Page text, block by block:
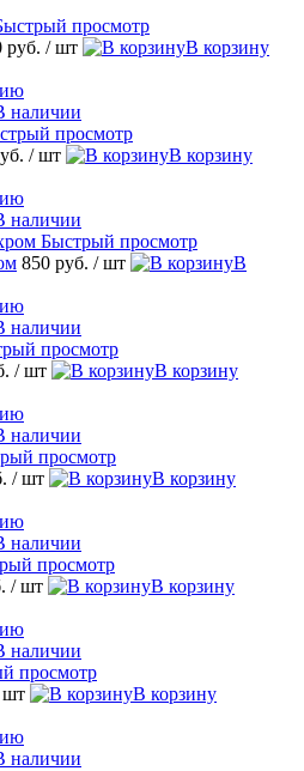
просмотр
руб. / шт
В корзину
наличии
просмотр
/ шт
В корзину
наличии
Быстрый просмотр
850 руб. / шт
В
наличии
просмотр
/ шт
В корзину
наличии
просмотр
/ шт
В корзину
наличии
просмотр
/ шт
В корзину
наличии
просмотр
шт
В корзину
наличии